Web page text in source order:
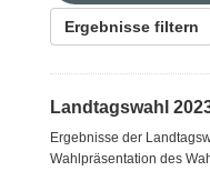
Ergebnisse filtern
Landtagswahl
Ergebnisse der
Wahlpräsentation des